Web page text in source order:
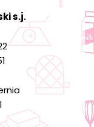
s.j.